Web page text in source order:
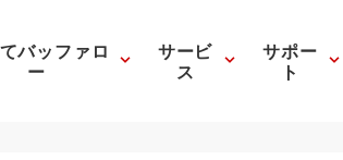
バッファロ
ー
サービ
ス
サポー
ト